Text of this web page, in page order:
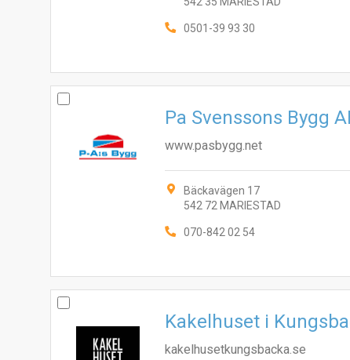
0501-39 93 30
Pa Svenssons Bygg
www.pasbygg.net
Bäckavägen 17
542 72 MARIESTAD
070-842 02 54
Kakelhuset i
kakelhusetkungsbacka.se